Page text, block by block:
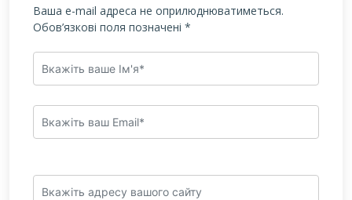
Ваша e-mail адреса не оприлюднюватиметься.
Обов’язкові поля позначені *